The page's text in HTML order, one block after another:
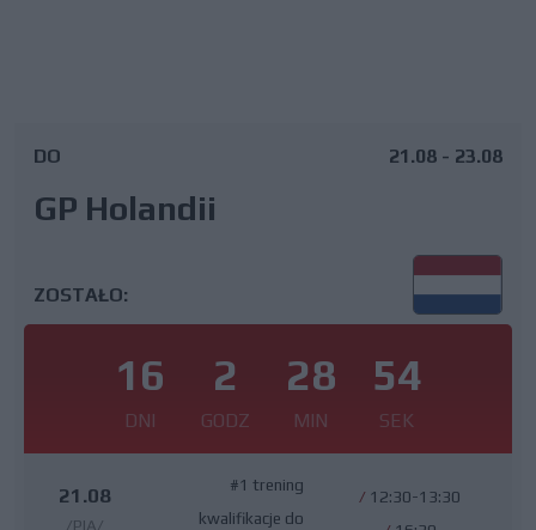
DO
GP Holandii
21.08 - 23.08
ZOSTAŁO:
16
DNI
2
GODZ
28
MIN
53
SEK
21.08
/PIĄ/
#1 trening
kwalifikacje do
/ 12:30-13:30